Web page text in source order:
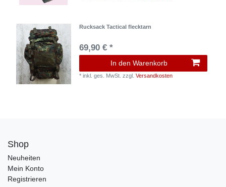
Rucksack Tactical flecktarn
69,90 € *
In den Warenkorb
*inkl. ges. MwSt. zzgl.Versandkosten
Shop
Neuheiten
Mein Konto
Registrieren